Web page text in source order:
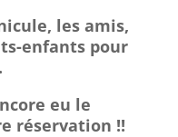
les amis,
enfants pour
eu le
réservation !!